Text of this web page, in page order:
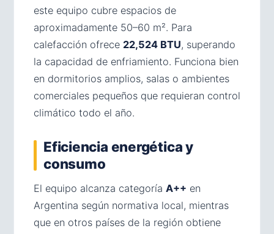
este equipo cubre espacios de
aproximadamente 50–60 m². Para
calefacción ofrece 22,524 BTU, superando
la capacidad de enfriamiento. Funciona bien
en dormitorios amplios, salas o ambientes
comerciales pequeños que requieran control
climático todo el año.
Eficiencia energética y
consumo
El equipo alcanza categoría A++ en
Argentina según normativa local, mientras
que en otros países de la región obtiene